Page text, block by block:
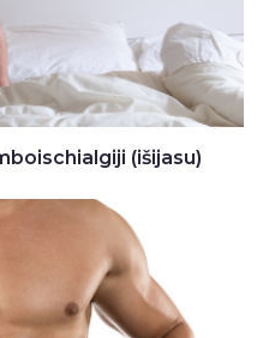
(išijasu)